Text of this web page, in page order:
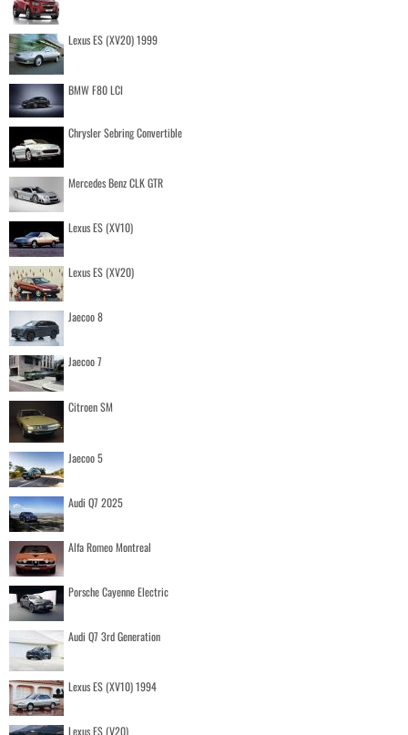
Lexus ES (XV20) 1999
BMW F80 LCI
Chrysler Sebring Convertible
Mercedes Benz CLK GTR
Lexus ES (XV10)
Lexus ES (XV20)
Jaecoo 8
Jaecoo 7
Citroen SM
Jaecoo 5
Audi Q7 2025
Alfa Romeo Montreal
Porsche Cayenne Electric
Audi Q7 3rd Generation
Lexus ES (XV10) 1994
Lexus ES (V20)